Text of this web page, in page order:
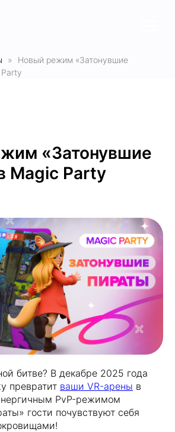
Новый режим «Затонувшие
«Затонувшие
Magic Party
битве? В декабре 2025 года
превратит ваши VR-арены в
PvP-режимом
гости почувствуют себя